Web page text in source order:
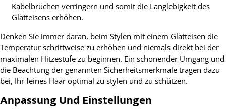
Kabelbrüchen verringern und somit die Langlebigkeit des
Glätteisens erhöhen.
Denken Sie immer daran, beim Stylen mit einem Glätteisen die
Temperatur schrittweise zu erhöhen und niemals direkt bei der
maximalen Hitzestufe zu beginnen. Ein schonender Umgang und
die Beachtung der genannten Sicherheitsmerkmale tragen dazu
bei, Ihr feines Haar optimal zu stylen und zu schützen.
Anpassung Und Einstellungen